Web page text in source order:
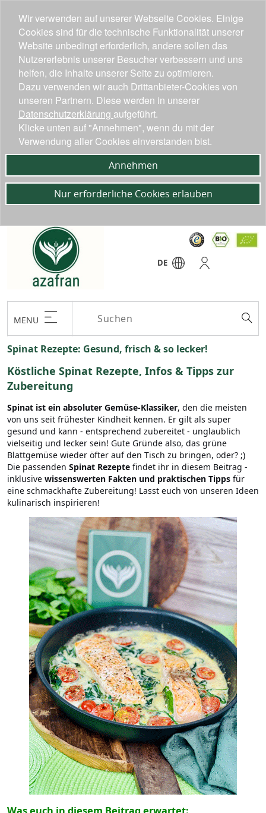
DE
MENU
Spinat Rezepte: Gesund, frisch & so lecker!
Köstliche Spinat Rezepte, Infos & Tipps zur
Zubereitung
Spinat ist ein absoluter Gemüse-Klassiker, den die meisten
von uns seit frühester Kindheit kennen. Er gilt als super
gesund und kann - entsprechend zubereitet - unglaublich
vielseitig und lecker sein! Gute Gründe also, das grüne
Blattgemüse wieder öfter auf den Tisch zu bringen, oder? ;)
Die passenden Spinat Rezepte findet ihr in diesem Beitrag -
inklusive wissenswerten Fakten und praktischen Tipps für
eine schmackhafte Zubereitung! Lasst euch von unseren Ideen
kulinarisch inspirieren!
Wir verwenden auf unserer Webseite Cookies. Einige
Cookies sind für die technische Funktionalität unserer
Website unbedingt erforderlich, andere sollen das
Nutzererlebnis unserer Besucher verbessern und uns
helfen, die Inhalte unserer Seite zu optimieren.
Dazu verwenden wir auch Drittanbieter-Cookies von
unseren Partnern. Diese werden in unserer
Datenschutzerklärung aufgeführt.
Klicke unten auf "Annehmen", wenn du mit der
Verwendung aller Cookies einverstanden bist.
Annehmen
Nur erforderliche Cookies erlauben